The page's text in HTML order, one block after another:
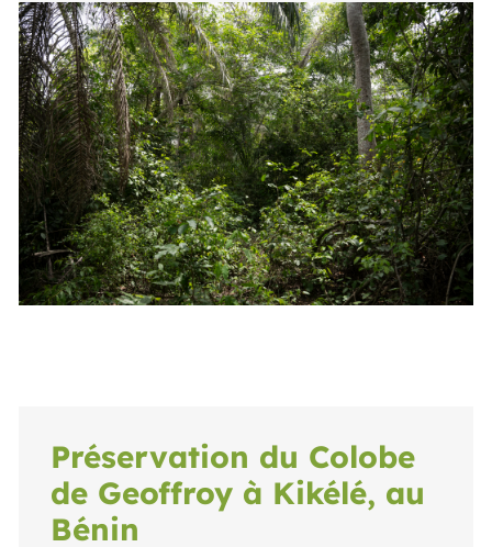
Préservation du Colobe
de Geoffroy à Kikélé, au
Bénin